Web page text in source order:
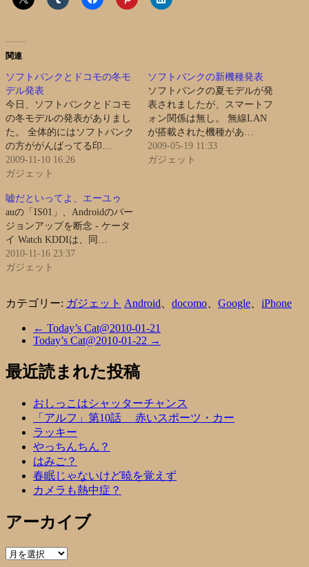
関連
ソフトバンクとドコモの冬モ
デル発表
今日、ソフトバンクとドコモ
の冬モデルの発表がありまし
た。 全体的にはソフトバンク
の方ががんばってる印…
2009-11-10 16:26
ガジェット
ソフトバンクの新機種発表
ソフトバンクの夏モデルが発
表されましたが、スマートフ
ォン関係は無し。 無線LAN
が搭載された機種があ…
2009-05-19 11:33
ガジェット
嘘だといってよ、エーユゥ
auの「IS01」、Androidのバー
ジョンアップを断念 - ケータ
イ Watch KDDIは、同…
2010-11-16 23:37
ガジェット
カテゴリー: ガジェット Android docomo Google iPhone
← Today’s Cat@2010-01-21
Today’s Cat@2010-01-22 →
最近読まれた投稿
おしっこはシャッターチャンス
「アルフ」第10話 赤いスポーツ・カー
ラッキー
やっちんちん？
はみご？
春眠じゃないけど暁を覚えず
カメラも熱中症？
アーカイブ
ア